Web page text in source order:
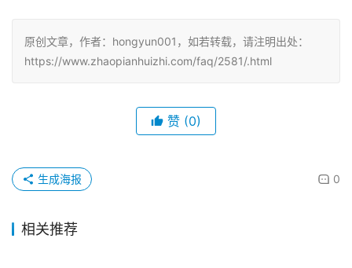
原创文章，作者：hongyun001，如若转载，请注明出处：
https://www.zhaopianhuizhi.com/faq/2581/.html
赞 (0)
0
生成海报
相关推荐